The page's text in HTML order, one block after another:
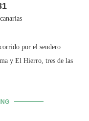
por el sendero
y El Hierro, tres de las